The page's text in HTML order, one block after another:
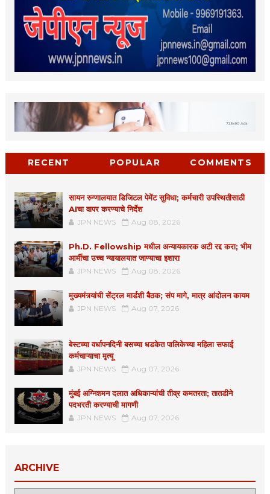
RECENT POPULAR COMMENTS
सायन रुग्णालयात डिजिटल पेमेंट सुविधा; कर्मचारी उपस्थितीसाठी
AIचा वापर करण्याचे निर्देश
JPN NEWS Aug 08, 2026
Ph.D. Fellowship मधील अन्यायकारक अटी रद्द करा; भीम
आर्मीचा उच्च न्यायालयात जाण्याचा इशारा
JPN NEWS Aug 08, 2026
मुख्यमंत्र्यांची सेंट्रल मार्डशी बैठक; संप मागे, मात्र आंदोलन कायम
JPN NEWS Aug 07, 2026
बेस्टच्या वर्धापनदिनी बसच्या धडकेत पालिकेच्या महिला सफाई
कर्मचाऱ्याचा मृत्यू
JPN NEWS Aug 07, 2026
मुंबई अग्निशमन दलात अधिकाऱ्यांची तीव्र कमतरता; तातडीने
पदभरती करण्याची मागणी
JPN NEWS Aug 07, 2026
ARCHIVE